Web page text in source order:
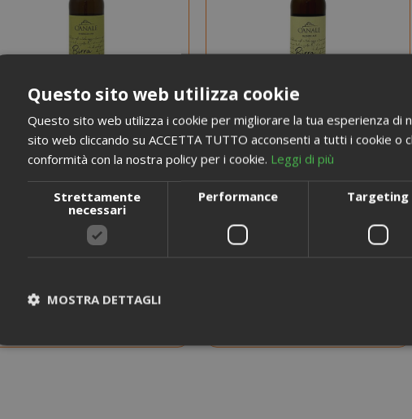
da 4,383 € al pezzo
A partire da 4,70 €
Guadagna 40 Saida Points
American Ipa - Indian Pale Ale 50 Cl
4,383 €
A partire da
4,70 €
Guadagna 40 Saida Points
Questo sito web utilizza cookie
Questo sito web utilizza i cookie per migliorare la tua esperienza di
sito web cliccando su ACCETTA TUTTO acconsenti a tutti i cookie o
conformità con la nostra policy per i cookie. Leggi di più
Strettamente
necessari
Performance Targeting
MOSTRA DETTAGLI